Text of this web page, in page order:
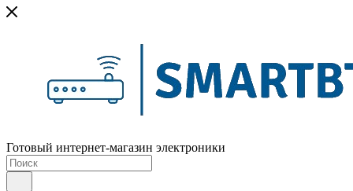
Готовый интернет-магазин электроники